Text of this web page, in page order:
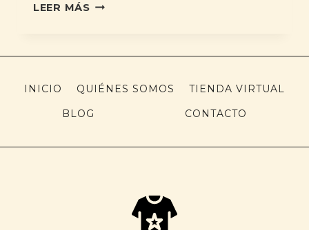
LEER MÁS
INICIO QUIÉNES SOMOS
TIENDA VIRTUAL
BLOG
CONTACTO